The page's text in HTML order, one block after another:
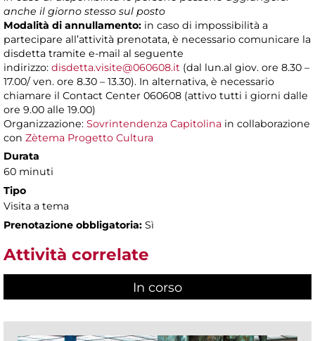
anche il giorno stesso sul posto
Modalità di annullamento: in caso di impossibilità a
partecipare all’attività prenotata, è necessario comunicare la
disdetta tramite e-mail al seguente
indirizzo: disdetta.visite@060608.it (dal lun.al giov. ore 8.30 –
17.00/ ven. ore 8.30 – 13.30). In alternativa, è necessario
chiamare il Contact Center 060608 (attivo tutti i giorni dalle
ore 9.00 alle 19.00)
Organizzazione: Sovrintendenza Capitolina in collaborazione
con Zètema Progetto Cultura
Durata
60 minuti
Tipo
Visita a tema
Prenotazione obbligatoria: Sì
Attività correlate
In corso